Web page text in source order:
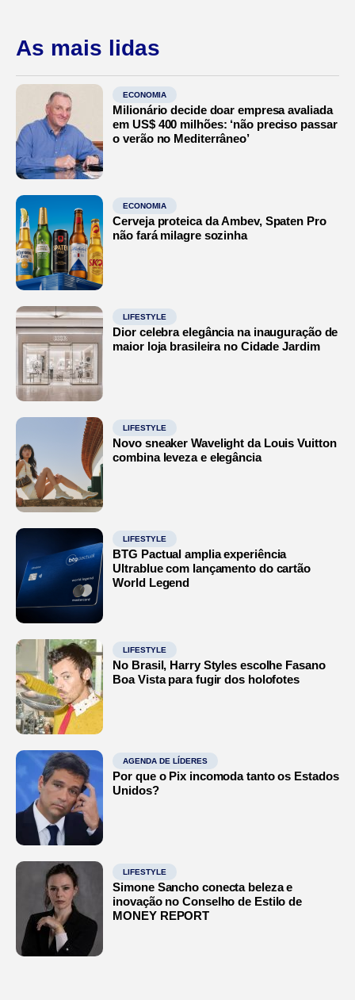
As mais lidas
ECONOMIA
Milionário decide doar empresa avaliada
em US$ 400 milhões: ‘não preciso passar
o verão no Mediterrâneo’
ECONOMIA
Cerveja proteica da Ambev, Spaten Pro
não fará milagre sozinha
LIFESTYLE
Dior celebra elegância na inauguração de
maior loja brasileira no Cidade Jardim
LIFESTYLE
Novo sneaker Wavelight da Louis Vuitton
combina leveza e elegância
LIFESTYLE
BTG Pactual amplia experiência
Ultrablue com lançamento do cartão
World Legend
LIFESTYLE
No Brasil, Harry Styles escolhe Fasano
Boa Vista para fugir dos holofotes
AGENDA DE LÍDERES
Por que o Pix incomoda tanto os Estados
Unidos?
LIFESTYLE
Simone Sancho conecta beleza e
inovação no Conselho de Estilo de
MONEY REPORT